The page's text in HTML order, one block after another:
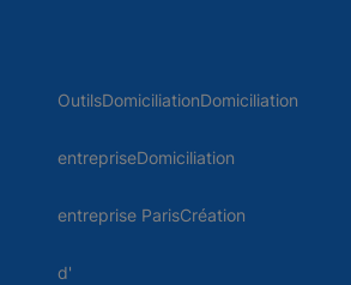
OutilsDomiciliationDomiciliation
entrepriseDomiciliation
entreprise ParisCréation
d'